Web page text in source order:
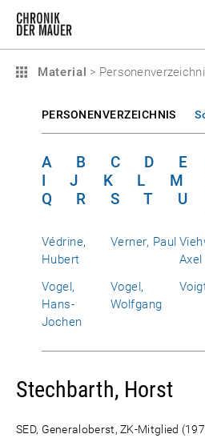
Material >
PERSONENVERZEICHNIS
A B C D E
I
J K L M
Q
R S T U
Védrine,
Hubert
Verner, Paul
Axel
Vogel,
Hans-
Jochen
Vogel,
Wolfgang
Stechbarth, Horst
SED, Generaloberst, ZK-Mitglied